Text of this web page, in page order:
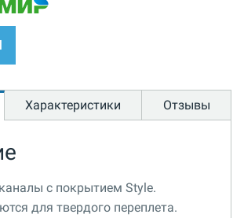
Характеристики Отзывы
с покрытием Style.
для твердого переплета.